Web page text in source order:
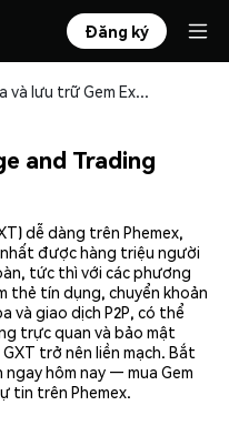
Đăng ký
Mua và lưu trữ Gem Exchange and Trading (GXT) an toàn
and Trading
dễ dàng trên Phemex,
được hàng triệu người
tức thì với các phương
thẻ tín dụng, chuyển khoản
và giao dịch P2P, có thể
trực quan và bảo mật
GXT trở nên liền mạch. Bắt
hôm nay — mua Gem
tin trên Phemex.